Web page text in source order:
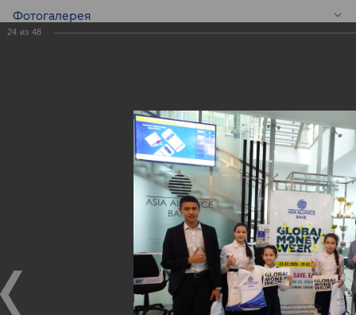
Фотогалерея
Экскурсия для
школьников в
филиалах ASIA
ALLIANCE BANK в
преддверии
Всемирной Недели
Денег (GMW)
24 из 48